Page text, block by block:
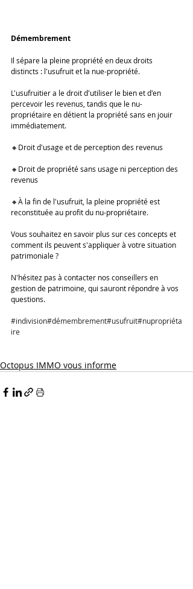
Démembrement
Il sépare la pleine propriété en deux droits
distincts : l'usufruit et la nue-propriété.
L'usufruitier a le droit d'utiliser le bien et d'en
percevoir les revenus, tandis que le nu-
propriétaire en détient la propriété sans en jouir
immédiatement.
🔸Droit d'usage et de perception des revenus
🔸Droit de propriété sans usage ni perception des
revenus
🔸À la fin de l'usufruit, la pleine propriété est
reconstituée au profit du nu-propriétaire.
Vous souhaitez en savoir plus sur ces concepts et
comment ils peuvent s'appliquer à votre situation
patrimoniale ?
N'hésitez pas à contacter nos conseillers en
gestion de patrimoine, qui sauront répondre à vos
questions.
#indivision#démembrement#usufruit#nupropriéta
ire
Octopus IMMO vous informe